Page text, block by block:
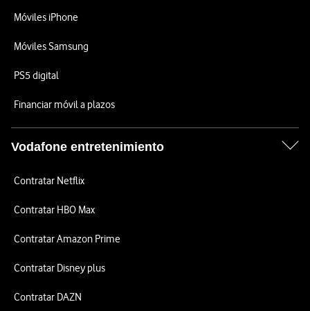
Móviles iPhone
Móviles Samsung
PS5 digital
Financiar móvil a plazos
Vodafone entretenimiento
Contratar Netflix
Contratar HBO Max
Contratar Amazon Prime
Contratar Disney plus
Contratar DAZN